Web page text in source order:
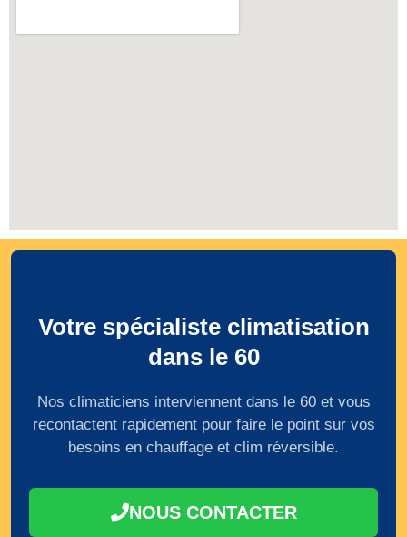
Votre spécialiste climatisation
dans le 60
Nos climaticiens interviennent dans le 60 et vous
recontactent rapidement pour faire le point sur vos
besoins en chauffage et clim réversible.
NOUS CONTACTER